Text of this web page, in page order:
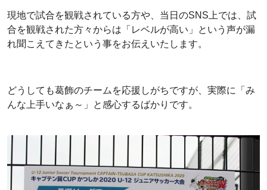
現地で試合を観戦されている方や、当日のSNS上では、試
合を観戦された方々からは「レベルが高い」という声が漏
れ聞こえてきたという事をお伝えいたします。
どうしても葛飾のチームを応援しがちですが、実際に「み
んな上手いなぁ～」と感心するばかりです。